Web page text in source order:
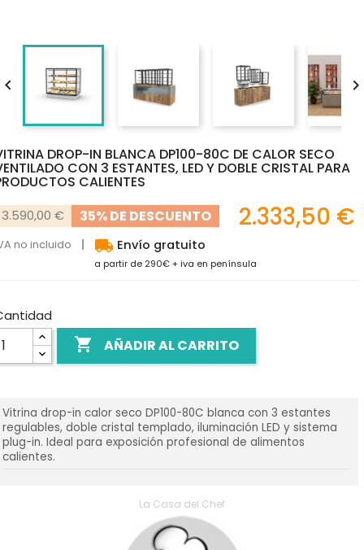
DROP-IN BLANCA DP100-80C DE CALOR SECO
CON 3 ESTANTES, LED Y DOBLE CRISTAL PARA
CALIENTES
3.590,00 € 35% DE DESCUENTO 2.333,50 €
no incluido local_shipping Envío gratuito
a partir de 290€ + iva en península
 AÑADIR AL CARRITO
Vitrina drop-in calor seco DP100-80C blanca con 3 estantes
regulables, doble cristal templado, iluminación LED y sistema
plug-in. Ideal para exposición profesional de alimentos
calientes.
La Casa del Chef